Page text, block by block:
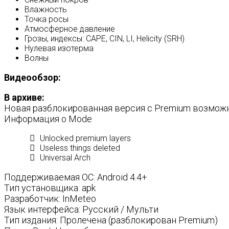
Влажность
Точка росы
Атмосферное давление
Грозы, индексы: CAPE, CIN, LI, Helicity (SRH)
Нулевая изотерма
Волны
Видеообзор:
В архиве:
Новая разблокированная версия с Premium
Информация о Modе
Unlocked premium layers
Useless things deleted
Universal Arch
Поддерживаемая ОС: Android 4.4+
Тип установщика: apk
Разработчик: InMeteo
Язык интерфейса: Русский / Мульти
Тип издания: Пролечена (разблокирован Premium)